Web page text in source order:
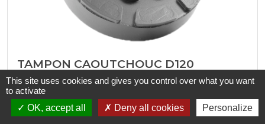
TAMPON CAOUTCHOUC D120
RÉF. DEFFI : TPN1060
RÉFÉRENCE ORIGINE : TPN1060
This site uses cookies and gives you control over what you want
to activate
OK, accept all
Deny all cookies Personalize